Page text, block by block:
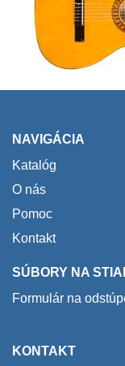
NAVIGÁCIA
Katalóg
O nás
Pomoc
Kontakt
SÚBORY NA
Formulár na
KONTAKT